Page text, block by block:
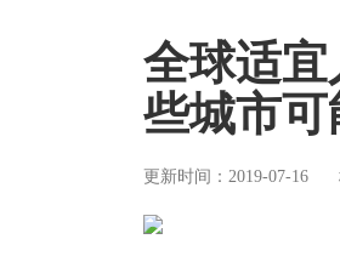
全球适
些城市可
更新时间：2019-07-16